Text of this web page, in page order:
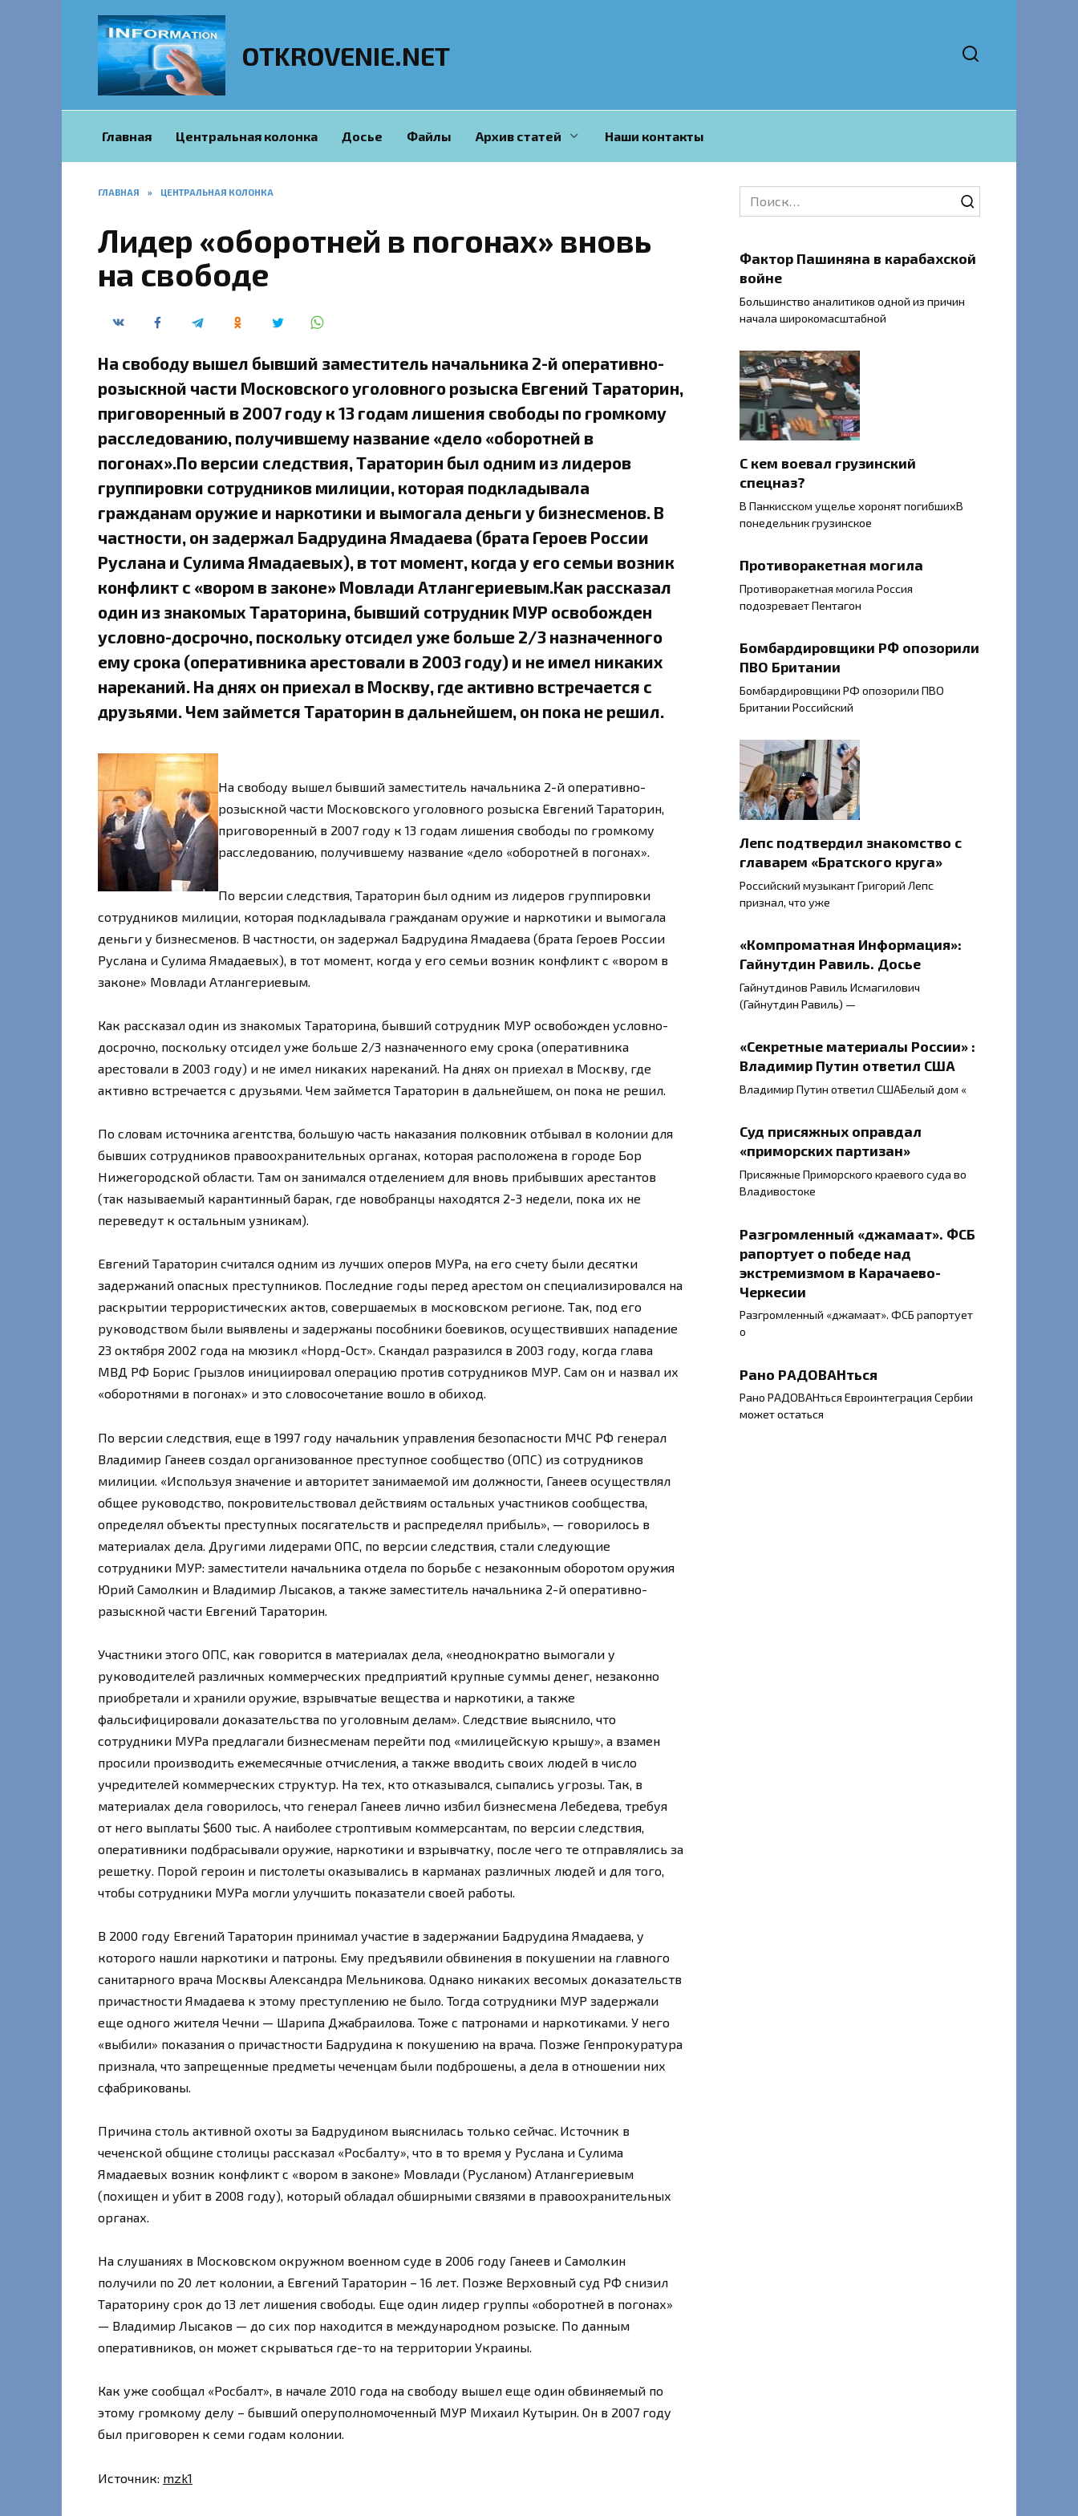
OTKROVENIE.NET
Главная Центральная колонка Досье Файлы Архив статей Наши контакты
ГЛАВНАЯ » ЦЕНТРАЛЬНАЯ КОЛОНКА
Лидер «оборотней в погонах» вновь
на свободе
На свободу вышел бывший заместитель начальника 2-й оперативно-
розыскной части Московского уголовного розыска Евгений Тараторин,
приговоренный в 2007 году к 13 годам лишения свободы по громкому
расследованию, получившему название «дело «оборотней в
погонах».По версии следствия, Тараторин был одним из лидеров
группировки сотрудников милиции, которая подкладывала
гражданам оружие и наркотики и вымогала деньги у бизнесменов. В
частности, он задержал Бадрудина Ямадаева (брата Героев России
Руслана и Сулима Ямадаевых), в тот момент, когда у его семьи возник
конфликт с «вором в законе» Мовлади Атлангериевым.Как рассказал
один из знакомых Тараторина, бывший сотрудник МУР освобожден
условно-досрочно, поскольку отсидел уже больше 2/3 назначенного
ему срока (оперативника арестовали в 2003 году) и не имел никаких
нареканий. На днях он приехал в Москву, где активно встречается с
друзьями. Чем займется Тараторин в дальнейшем, он пока не решил.
На свободу вышел бывший заместитель начальника 2-й оперативно-
розыскной части Московского уголовного розыска Евгений Тараторин,
приговоренный в 2007 году к 13 годам лишения свободы по громкому
расследованию, получившему название «дело «оборотней в погонах».
По версии следствия, Тараторин был одним из лидеров группировки
сотрудников милиции, которая подкладывала гражданам оружие и наркотики и вымогала
деньги у бизнесменов. В частности, он задержал Бадрудина Ямадаева (брата Героев России
Руслана и Сулима Ямадаевых), в тот момент, когда у его семьи возник конфликт с «вором в
законе» Мовлади Атлангериевым.
Как рассказал один из знакомых Тараторина, бывший сотрудник МУР освобожден условно-
досрочно, поскольку отсидел уже больше 2/3 назначенного ему срока (оперативника
арестовали в 2003 году) и не имел никаких нареканий. На днях он приехал в Москву, где
активно встречается с друзьями. Чем займется Тараторин в дальнейшем, он пока не решил.
По словам источника агентства, большую часть наказания полковник отбывал в колонии для
бывших сотрудников правоохранительных органах, которая расположена в городе Бор
Нижегородской области. Там он занимался отделением для вновь прибывших арестантов
(так называемый карантинный барак, где новобранцы находятся 2-3 недели, пока их не
переведут к остальным узникам).
Евгений Тараторин считался одним из лучших оперов МУРа, на его счету были десятки
задержаний опасных преступников. Последние годы перед арестом он специализировался на
раскрытии террористических актов, совершаемых в московском регионе. Так, под его
руководством были выявлены и задержаны пособники боевиков, осуществивших нападение
23 октября 2002 года на мюзикл «Норд-Ост». Скандал разразился в 2003 году, когда глава
МВД РФ Борис Грызлов инициировал операцию против сотрудников МУР. Сам он и назвал их
«оборотнями в погонах» и это словосочетание вошло в обиход.
По версии следствия, еще в 1997 году начальник управления безопасности МЧС РФ генерал
Владимир Ганеев создал организованное преступное сообщество (ОПС) из сотрудников
милиции. «Используя значение и авторитет занимаемой им должности, Ганеев осуществлял
общее руководство, покровительствовал действиям остальных участников сообщества,
определял объекты преступных посягательств и распределял прибыль», — говорилось в
материалах дела. Другими лидерами ОПС, по версии следствия, стали следующие
сотрудники МУР: заместители начальника отдела по борьбе с незаконным оборотом оружия
Юрий Самолкин и Владимир Лысаков, а также заместитель начальника 2-й оперативно-
разыскной части Евгений Тараторин.
Участники этого ОПС, как говорится в материалах дела, «неоднократно вымогали у
руководителей различных коммерческих предприятий крупные суммы денег, незаконно
приобретали и хранили оружие, взрывчатые вещества и наркотики, а также
фальсифицировали доказательства по уголовным делам». Следствие выяснило, что
сотрудники МУРа предлагали бизнесменам перейти под «милицейскую крышу», а взамен
просили производить ежемесячные отчисления, а также вводить своих людей в число
учредителей коммерческих структур. На тех, кто отказывался, сыпались угрозы. Так, в
материалах дела говорилось, что генерал Ганеев лично избил бизнесмена Лебедева, требуя
от него выплаты $600 тыс. А наиболее строптивым коммерсантам, по версии следствия,
оперативники подбрасывали оружие, наркотики и взрывчатку, после чего те отправлялись за
решетку. Порой героин и пистолеты оказывались в карманах различных людей и для того,
чтобы сотрудники МУРа могли улучшить показатели своей работы.
В 2000 году Евгений Тараторин принимал участие в задержании Бадрудина Ямадаева, у
которого нашли наркотики и патроны. Ему предъявили обвинения в покушении на главного
санитарного врача Москвы Александра Мельникова. Однако никаких весомых доказательств
причастности Ямадаева к этому преступлению не было. Тогда сотрудники МУР задержали
еще одного жителя Чечни — Шарипа Джабраилова. Тоже с патронами и наркотиками. У него
«выбили» показания о причастности Бадрудина к покушению на врача. Позже Генпрокуратура
признала, что запрещенные предметы чеченцам были подброшены, а дела в отношении них
сфабрикованы.
Причина столь активной охоты за Бадрудином выяснилась только сейчас. Источник в
чеченской общине столицы рассказал «Росбалту», что в то время у Руслана и Сулима
Ямадаевых возник конфликт с «вором в законе» Мовлади (Русланом) Атлангериевым
(похищен и убит в 2008 году), который обладал обширными связями в правоохранительных
органах.
На слушаниях в Московском окружном военном суде в 2006 году Ганеев и Самолкин
получили по 20 лет колонии, а Евгений Тараторин – 16 лет. Позже Верховный суд РФ снизил
Тараторину срок до 13 лет лишения свободы. Еще один лидер группы «оборотней в погонах»
— Владимир Лысаков — до сих пор находится в международном розыске. По данным
оперативников, он может скрываться где-то на территории Украины.
Как уже сообщал «Росбалт», в начале 2010 года на свободу вышел еще один обвиняемый по
этому громкому делу – бывший оперуполномоченный МУР Михаил Кутырин. Он в 2007 году
был приговорен к семи годам колонии.
Источник: mzk1
Search
for:
Фактор Пашиняна в карабахской
войне
Большинство аналитиков одной из причин
начала широкомасштабной
С кем воевал грузинский
спецназ?
В Панкисском ущелье хоронят погибшихВ
понедельник грузинское
Противоракетная могила
Противоракетная могила Россия
подозревает Пентагон
Бомбардировщики РФ опозорили
ПВО Британии
Бомбардировщики РФ опозорили ПВО
Британии Российский
Лепс подтвердил знакомство с
главарем «Братского круга»
Российский музыкант Григорий Лепс
признал, что уже
«Компроматная Информация»:
Гайнутдин Равиль. Досье
Гайнутдинов Равиль Исмагилович
(Гайнутдин Равиль) —
«Секретные материалы России» :
Владимир Путин ответил США
Владимир Путин ответил СШАБелый дом «
Суд присяжных оправдал
«приморских партизан»
Присяжные Приморского краевого суда во
Владивостоке
Разгромленный «джамаат». ФСБ
рапортует о победе над
экстремизмом в Карачаево-
Черкесии
Разгромленный «джамаат». ФСБ рапортует
о
Рано РАДОВАНться
Рано РАДОВАНться Евроинтеграция Сербии
может остаться